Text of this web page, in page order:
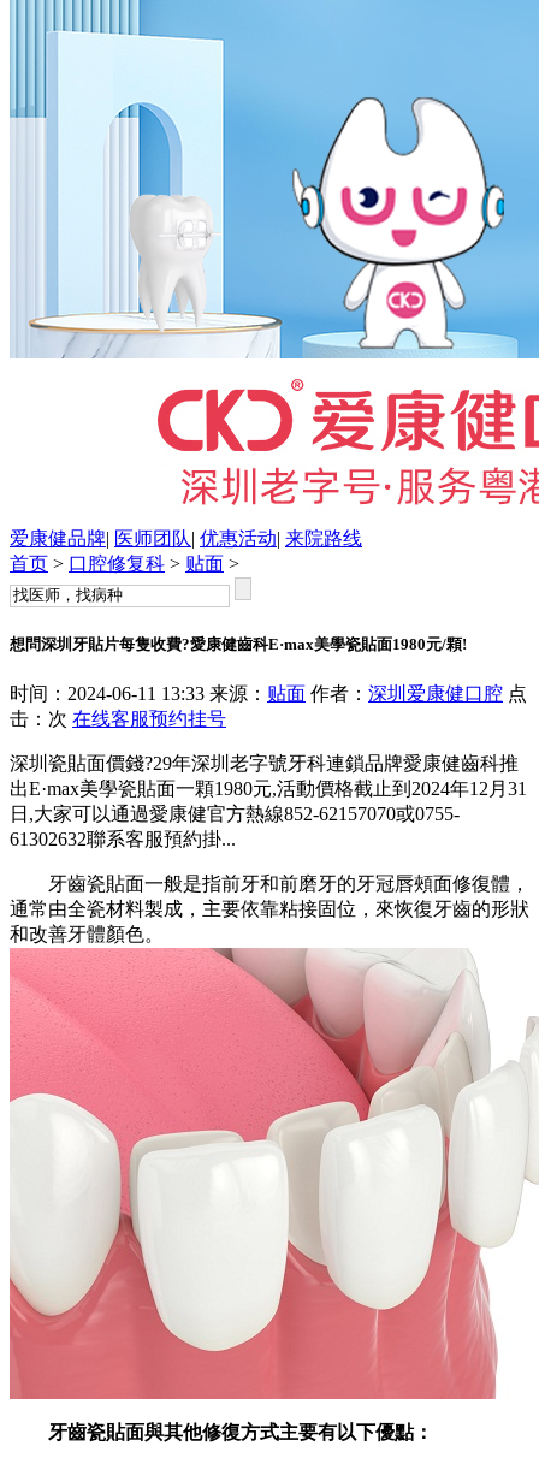
爱康健品牌| 医师团队| 优惠活动| 来院路线
首页 > 口腔修复科 > 贴面 >
想問深圳牙貼片每隻收費?愛康健齒科E·max美學瓷貼面1980元/顆!
时间：2024-06-11 13:33 来源： 贴面 作者： 深圳爱康健口腔 点
击： 次 在线客服预约挂号
深圳瓷貼面價錢?29年深圳老字號牙科連鎖品牌愛康健齒科推
出E·max美學瓷貼面一顆1980元,活動價格截止到2024年12月31
日,大家可以通過愛康健官方熱線852-62157070或0755-
61302632聯系客服預約掛...
牙齒瓷貼面一般是指前牙和前磨牙的牙冠唇頰面修復體，
通常由全瓷材料製成，主要依靠粘接固位，來恢復牙齒的形狀
和改善牙體顏色。
牙齒瓷貼面與其他修復方式主要有以下優點：